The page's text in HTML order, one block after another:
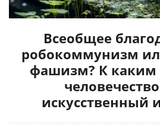
Всеобщее
робокоммунизм
фашизм? К каким
искусственный